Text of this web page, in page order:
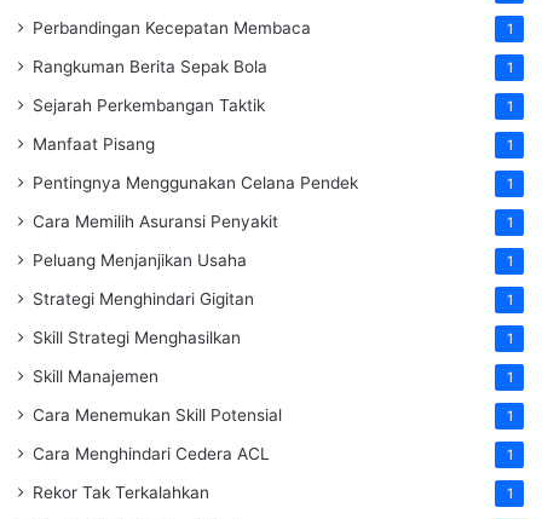
Perbandingan Kecepatan Membaca 1
Rangkuman Berita Sepak Bola 1
Sejarah Perkembangan Taktik 1
Manfaat Pisang 1
Pentingnya Menggunakan Celana Pendek 1
Cara Memilih Asuransi Penyakit 1
Peluang Menjanjikan Usaha 1
Strategi Menghindari Gigitan 1
Skill Strategi Menghasilkan 1
Skill Manajemen 1
Cara Menemukan Skill Potensial 1
Cara Menghindari Cedera ACL 1
Rekor Tak Terkalahkan 1